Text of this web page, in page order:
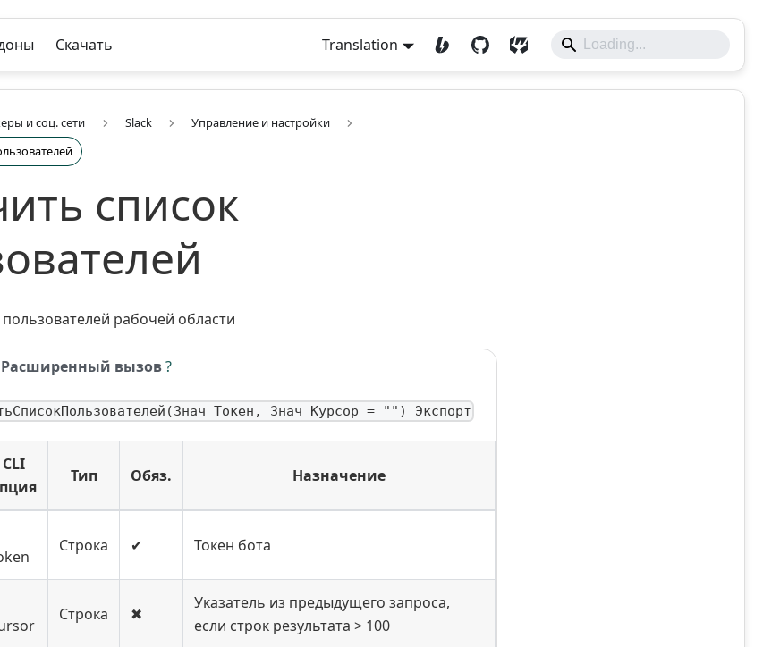
Скачать Translation
и соц. сети Slack
Управление и настройки
список
рабочей области
Расширенный вызов?
Токен, Знач Курсор = "") Экспорт
CLI
Тип Обяз. Назначение
Строка ✔ Токен бота
Строка ✖
Указатель из предыдущего запроса,
если строк результата > 100